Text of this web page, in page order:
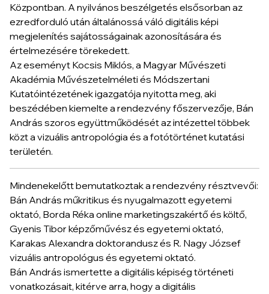
Központban. A nyilvános beszélgetés elsősorban az
ezredforduló után általánossá váló digitális képi
megjelenítés sajátosságainak azonosítására és
értelmezésére törekedett.
Az eseményt Kocsis Miklós, a Magyar Művészeti
Akadémia Művészetelméleti és Módszertani
Kutatóintézetének igazgatója nyitotta meg, aki
beszédében kiemelte a rendezvény főszervezője, Bán
András szoros együttműködését az intézettel többek
közt a vizuális antropológia és a fotótörténet kutatási
területén.
Mindenekelőtt bemutatkoztak a rendezvény résztvevői:
Bán András műkritikus és nyugalmazott egyetemi
oktató, Borda Réka online marketingszakértő és költő,
Gyenis Tibor képzőművész és egyetemi oktató,
Karakas Alexandra doktorandusz és R. Nagy József
vizuális antropológus és egyetemi oktató.
Bán András ismertette a digitális képiség történeti
vonatkozásait, kitérve arra, hogy a digitális